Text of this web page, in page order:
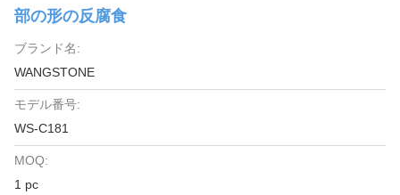
部の形の反腐食
ブランド名:
WANGSTONE
モデル番号:
WS-C181
MOQ:
1 pc